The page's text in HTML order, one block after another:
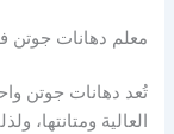
معلم دهانات
تُعد دهانات جوتن
العالية ومتانتها،